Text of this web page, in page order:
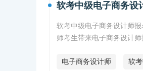
软考中级电子商务设
软考中级电子商务设计师
师考生带来电子商务设计
电子商务设计师 软